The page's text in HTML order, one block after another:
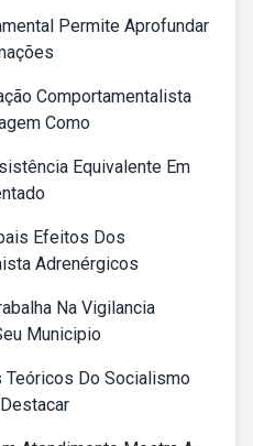
Permite Aprofundar
Comportamentalista
Como
Equivalente Em
Efeitos Dos
Adrenérgicos
Na Vigilancia
Municipio
Teóricos Do Socialismo